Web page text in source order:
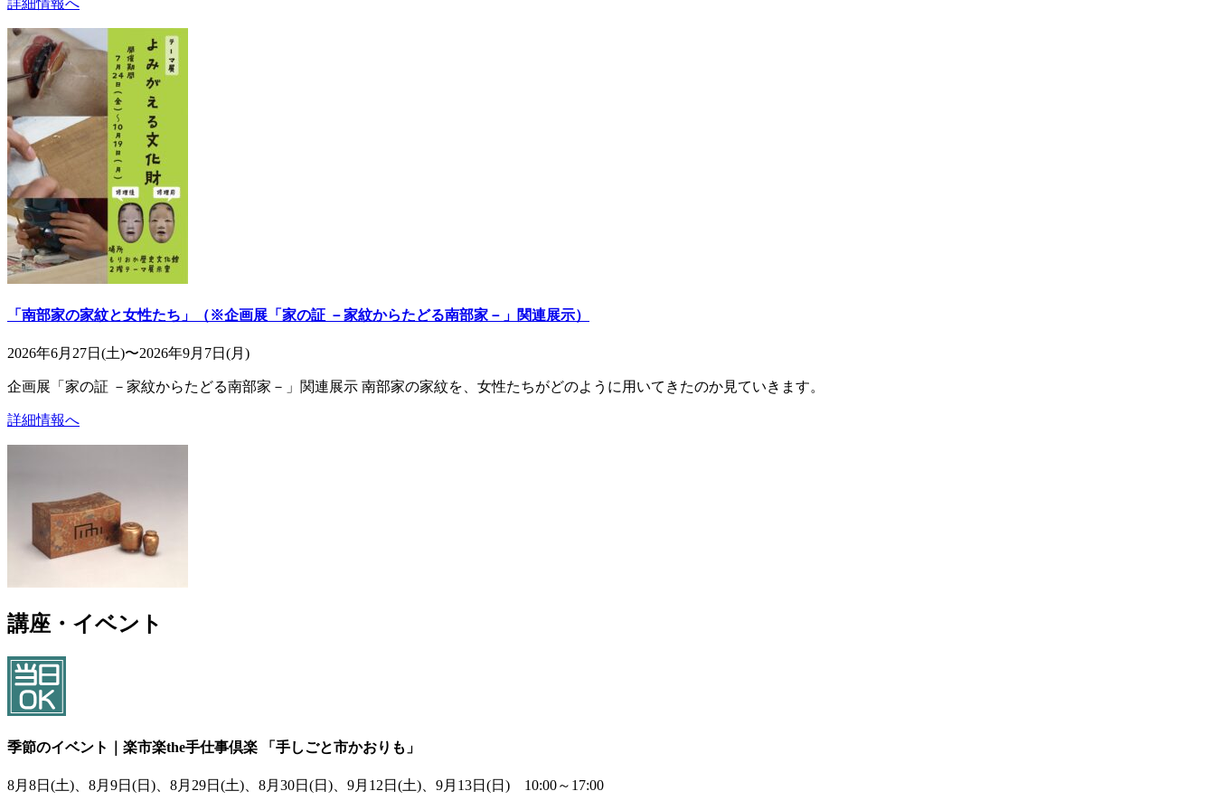
「南部家の家紋と女性たち」（※企画展「家の証 －家紋からたどる南部家－」関連展示）
2026年6月27日(土)〜2026年9月7日(月)
企画展「家の証 －家紋からたどる南部家－」関連展示 南部家の家紋を、女性たちがどのように用いてきたのか見ていきます。
詳細情報へ
講座・イベント
季節のイベント｜楽市楽the手仕事倶楽 「手しごと市かおりも」
8月8日(土)、8月9日(日)、8月29日(土)、8月30日(日)、9月12日(土)、9月13日(日) 10:00～17:00